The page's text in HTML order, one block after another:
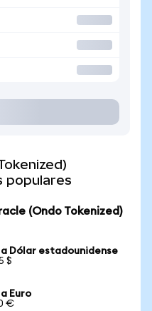
populares
(Ondo Tokenized)
Dólar estadounidense
$
Euro
€